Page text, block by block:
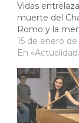
Vidas
muerte del
Romo y la
15 de enero de
En